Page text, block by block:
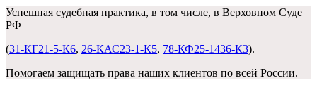
Успешная судебная практика, в том числе, в Верховном Суде
РФ
(31-КГ21-5-К6, 26-КАС23-1-К5, 78-КФ25-1436-К3).
Помогаем защищать права наших клиентов по всей России.